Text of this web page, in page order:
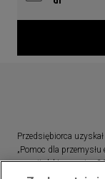
Przedsiębiorca
„Pomoc dla
energii elektrycznej w